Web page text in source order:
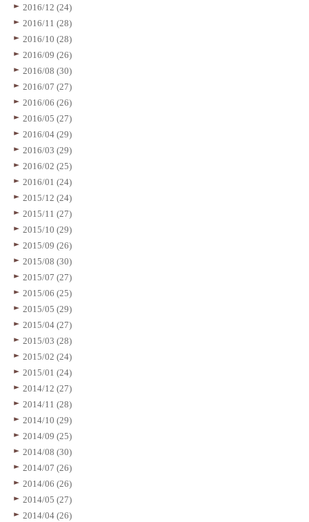
2016/12 (24)
2016/11 (28)
2016/10 (28)
2016/09 (26)
2016/08 (30)
2016/07 (27)
2016/06 (26)
2016/05 (27)
2016/04 (29)
2016/03 (29)
2016/02 (25)
2016/01 (24)
2015/12 (24)
2015/11 (27)
2015/10 (29)
2015/09 (26)
2015/08 (30)
2015/07 (27)
2015/06 (25)
2015/05 (29)
2015/04 (27)
2015/03 (28)
2015/02 (24)
2015/01 (24)
2014/12 (27)
2014/11 (28)
2014/10 (29)
2014/09 (25)
2014/08 (30)
2014/07 (26)
2014/06 (26)
2014/05 (27)
2014/04 (26)